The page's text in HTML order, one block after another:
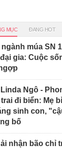
MỤC ĐANG HOT
ngành múa SN
gia: Cuộc
Ngô -
đi biển: Mẹ
sinh con,
bố
nhận bão chỉ